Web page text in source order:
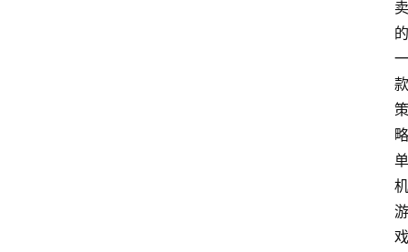
卖
的
一
款
策
略
单
机
游
戏